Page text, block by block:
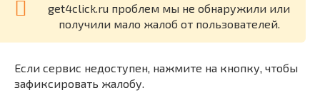
get4click.ru проблем мы не обнаружили или
получили мало жалоб от пользователей.
Если сервис недоступен, нажмите на кнопку, чтобы
зафиксировать жалобу.